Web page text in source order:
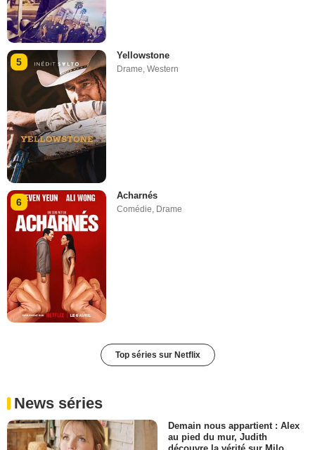
5
Yellowstone
Drame,Western
6
Acharnés
Comédie Drame
Top séries sur Netflix
News séries
Demain nous appartient : Alex
au pied du mur, Judith